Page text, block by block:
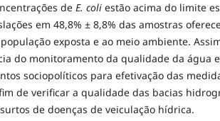
de E. coli estão acima do limite
em 48,8% ± 8,8% das amostras
exposta e ao meio ambiente.
do monitoramento da qualidade da água
sociopolíticos para efetivação das
de verificar a qualidade das bacias
de doenças de veiculação hídrica.